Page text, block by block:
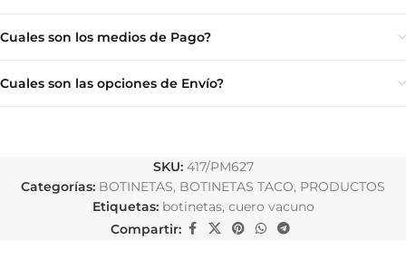
Cuales son los medios de Pago?
Cuales son las opciones de Envío?
SKU: 417/PM627
Categorías: BOTINETAS, BOTINETAS TACO, PRODUCTOS
Etiquetas: botinetas, cuero vacuno
Compartir: